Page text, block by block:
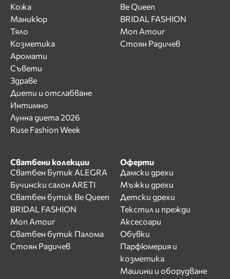
Кожа
Маникюр
Тяло
Козметика
Аромати
Съвети
Здраве
Диети и отслабване
Интимно
Лунна диета 2026
Ruse Fashion Week
Be Queen
BRIDAL FASHION
Mon Amour
Стоян Радичев
Сватбени колекции
Сватбен Бутик ALEGRA
Бучински салон ARETI
Сватбен бутик Be Queen
BRIDAL FASHION
Mon Amour
Сватбен бутик Палома
Стоян Радичев
Оферти
Дамски дрехи
Мъжки дрехи
Детски дрехи
Текстил и прежди
Аксесоари
Обувки
Парфюмерия и
козметика
Машини и оборудване